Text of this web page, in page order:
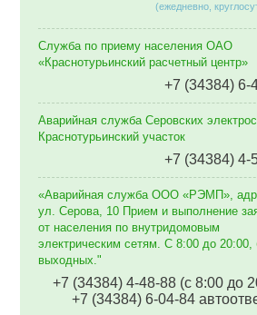
(ежедневно,
Служба по приему населения ОАО
«Краснотурьинский расчетный центр»
+7 (34384) 6-
Аварийная служба Серовских
Краснотурьинский участок
+7 (34384) 4-
«Аварийная служба ООО «РЭМП»,
ул. Серова, 10 Прием и выполнение
от населения по внутридомовым
электрическим сетям. C 8:00 до 20:00,
выходных."
+7 (34384) 4-48-88 (с 8:00 до
+7 (34384) 6-04-84